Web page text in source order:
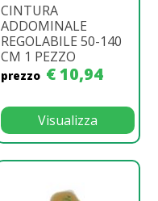
CINTURA
ADDOMINALE
REGOLABILE 50-140
CM 1 PEZZO
prezzo € 10,94
Visualizza